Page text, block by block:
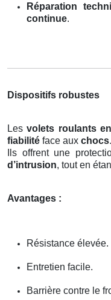
Réparation
continue.
Dispositifs robustes
Lesvolets roulants
fiabilité face aux chocs.
Ils offrent une
d’intrusion, tout en
Avantages :
Résistance élevée.
Entretien facile.
Barrière contre le